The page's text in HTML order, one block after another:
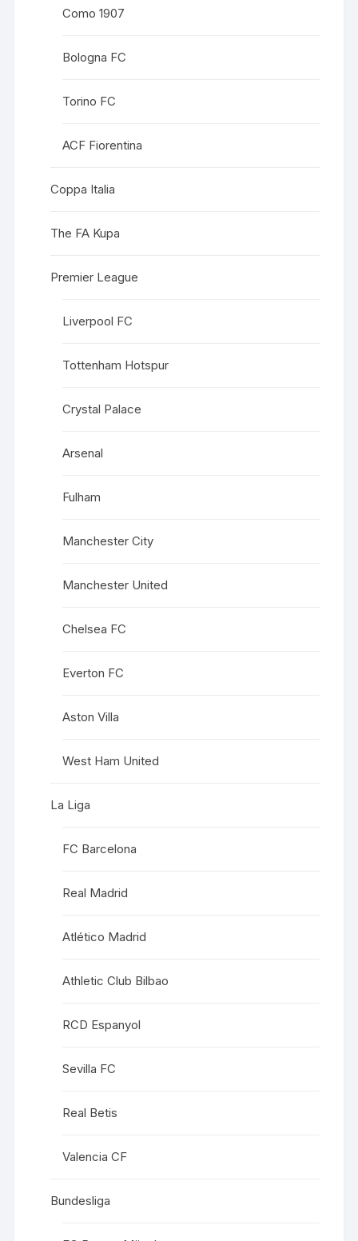
Como 1907
Bologna FC
Torino FC
ACF Fiorentina
Coppa Italia
The FA Kupa
Premier League
Liverpool FC
Tottenham Hotspur
Crystal Palace
Arsenal
Fulham
Manchester City
Manchester United
Chelsea FC
Everton FC
Aston Villa
West Ham United
La Liga
FC Barcelona
Real Madrid
Atlético Madrid
Athletic Club Bilbao
RCD Espanyol
Sevilla FC
Real Betis
Valencia CF
Bundesliga